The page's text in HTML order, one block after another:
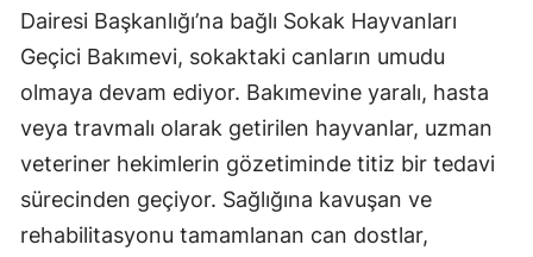
Dairesi Başkanlığı’na bağlı Sokak Hayvanları
Geçici Bakımevi, sokaktaki canların umudu
olmaya devam ediyor. Bakımevine yaralı, hasta
veya travmalı olarak getirilen hayvanlar, uzman
veteriner hekimlerin gözetiminde titiz bir tedavi
sürecinden geçiyor. Sağlığına kavuşan ve
rehabilitasyonu tamamlanan can dostlar,